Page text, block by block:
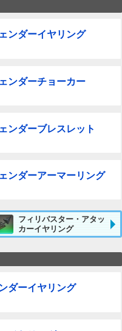
ンダーイヤリング
ンダーチョーカー
ンダーブレスレット
ンダーアーマーリング
フィリバスター・アタッ
カーイヤリング
ダーイヤリング